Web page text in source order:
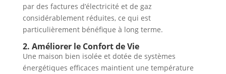
par des factures d’électricité et de gaz
considérablement réduites, ce qui est
particulièrement bénéfique à long terme.
2. Améliorer le Confort de Vie
Une maison bien isolée et dotée de systèmes
énergétiques efficaces maintient une température